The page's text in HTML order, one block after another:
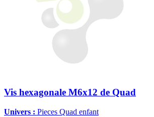
Vis hexagonale M6x12 de Quad
Univers : Pieces Quad enfant